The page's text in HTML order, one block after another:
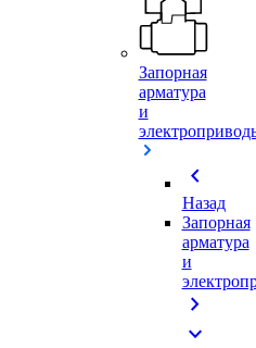
Запорная
арматура
и
chevron_left
Назад
Запорная
арматура
и
chevron_right
expand_more